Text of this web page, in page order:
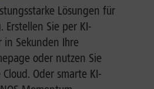
Lösungen für
Erstellen Sie per KI-
in Sekunden Ihre
oder nutzen Sie
Oder smarte KI-